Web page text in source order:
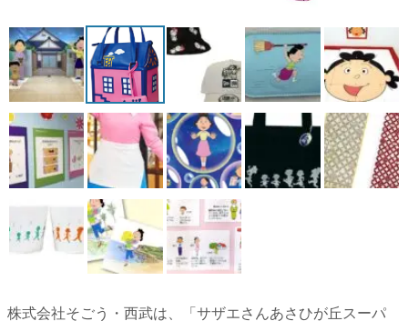
株式会社そごう・西武は、「サザエさんあさひが丘スーパ